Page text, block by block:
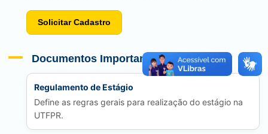
Solicitar Cadastro
Documentos Importantes
Regulamento de Estágio
Define as regras gerais para realização do estágio na
UTFPR.